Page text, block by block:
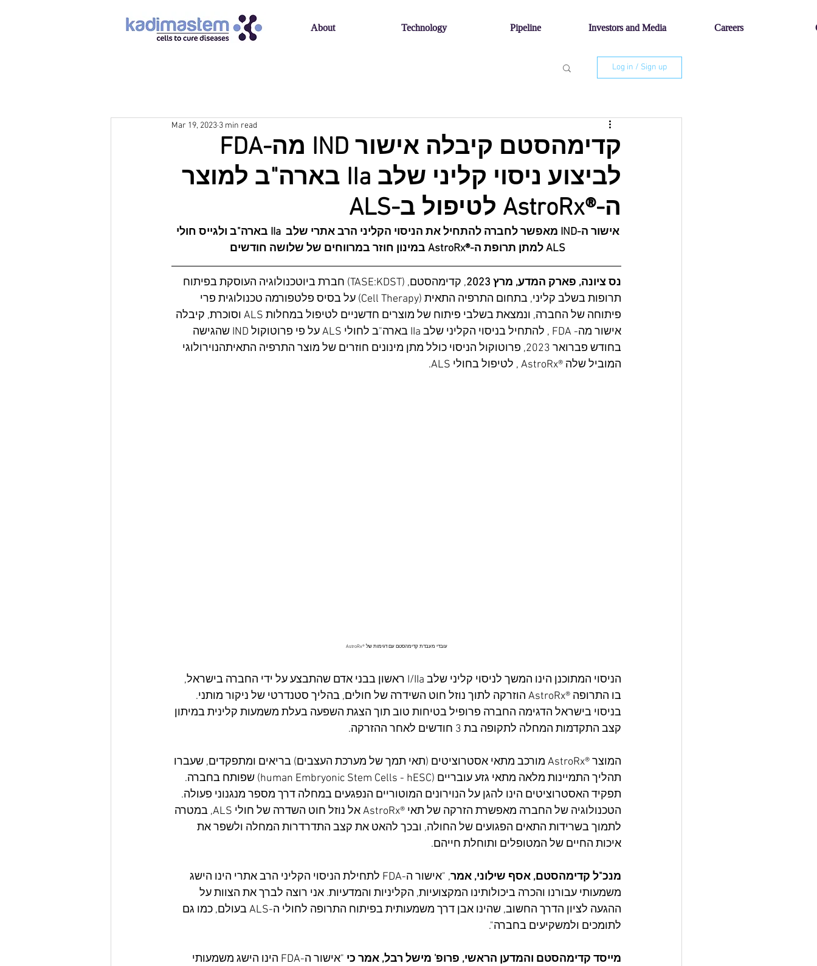
About Technology Pipeline Investors and Media Careers
Log in / Sign up
קדימהסטם קיבלה אישור IND מה-FDA
לביצוע ניסוי קליני שלב IIa בארה"ב למוצר
ה-®AstroRx לטיפול ב-ALS
Mar 19, 2023 3 min read
אישור ה-IND מאפשר לחברה להתחיל את הניסוי הקליני הרב אתרי שלב  IIa בארה"ב ולגייס חולי
ALS למתן תרופת ה-®AstroRx במינון חוזר במרווחים של שלושה חודשים
נס ציונה, פארק המדע, מרץ 2023
, קדימהסטם, (TASE:KDST) חברת ביוטכנולוגיה העוסקת בפיתוח
תרופות בשלב קליני, בתחום התרפיה התאית (Cell Therapy) על בסיס פלטפורמה טכנולוגית פרי
פיתוחה של החברה, ונמצאת בשלבי פיתוח של מוצרים חדשניים לטיפול במחלות ALS וסוכרת, קיבלה
אישור מה- FDA , להתחיל בניסוי הקליני שלב IIa בארה"ב לחולי ALS על פי פרוטוקול IND שהגישה
בחודש פברואר 2023, פרוטוקול הניסוי כולל מתן מינונים חוזרים של מוצר התרפיה התאיתהנוירולוגי
המוביל שלה ®AstroRx , לטיפול בחולי ALS.
עובדי מעבדת קדימהסטם עם דגימות של ®AstroRx
הניסוי המתוכנן הינו המשך לניסוי קליני שלב I/IIa ראשון בבני אדם שהתבצע על ידי החברה בישראל,
בו התרופה ®AstroRx הוזרקה לתוך נוזל חוט השידרה של חולים, בהליך סטנדרטי של ניקור מותני.
בניסוי בישראל הדגימה החברה פרופיל בטיחות טוב תוך הצגת השפעה בעלת משמעות קלינית במיתון
קצב התקדמות המחלה לתקופה בת 3 חודשים לאחר ההזרקה.
המוצר ®AstroRx מורכב מתאי אסטרוציטים (תאי תמך של מערכת העצבים) בריאים ומתפקדים, שעברו
תהליך התמיינות מלאה מתאי גזע עובריים (human Embryonic Stem Cells - hESC) שפותח בחברה.
תפקיד האסטרוציטים הינו להגן על הנוירונים המוטוריים הנפגעים במחלה דרך מספר מנגנוני פעולה.
הטכנולוגיה של החברה מאפשרת הזרקה של תאי ®AstroRx אל נוזל חוט השדרה של חולי ALS, במטרה
לתמוך בשרידות התאים הפגועים של החולה, ובכך להאט את קצב התדרדרות המחלה ולשפר את
איכות החיים של המטופלים ותוחלת חייהם.
מנכ"ל קדימהסטם, אסף שילוני, אמר
, "אישור ה-FDA לתחילת הניסוי הקליני הרב אתרי הינו הישג
משמעותי עבורנו והכרה ביכולותינו המקצועיות, הקליניות והמדעיות. אני רוצה לברך את הצוות על
ההגעה לציון הדרך החשוב, שהינו אבן דרך משמעותית בפיתוח התרופה לחולי ה-ALS בעולם, כמו גם
לתומכים ולמשקיעים בחברה".
מייסד קדימהסטם והמדען הראשי, פרופ' מישל רבל, אמר כי
"אישור ה-FDA הינו הישג משמעותי